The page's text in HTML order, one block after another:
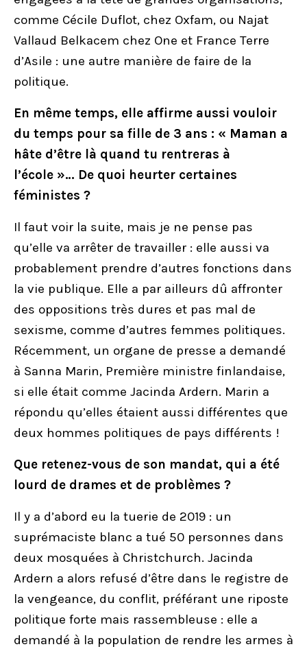
comme Cécile Duflot, chez Oxfam, ou Najat
Vallaud Belkacem chez One et France Terre
d’Asile : une autre manière de faire de la
politique.
En même temps, elle affirme aussi vouloir
du temps pour sa fille de 3 ans : « Maman a
hâte d’être là quand tu rentreras à
l’école »… De quoi heurter certaines
féministes ?
Il faut voir la suite, mais je ne pense pas
qu’elle va arrêter de travailler : elle aussi va
probablement prendre d’autres fonctions dans
la vie publique. Elle a par ailleurs dû affronter
des oppositions très dures et pas mal de
sexisme, comme d’autres femmes politiques.
Récemment, un organe de presse a demandé
à Sanna Marin, Première ministre finlandaise,
si elle était comme Jacinda Ardern. Marin a
répondu qu’elles étaient aussi différentes que
deux hommes politiques de pays différents !
Que retenez-vous de son mandat, qui a été
lourd de drames et de problèmes ?
Il y a d’abord eu la tuerie de 2019 : un
suprémaciste blanc a tué 50 personnes dans
deux mosquées à Christchurch. Jacinda
Ardern a alors refusé d’être dans le registre de
la vengeance, du conflit, préférant une riposte
politique forte mais rassembleuse : elle a
demandé à la population de rendre les armes à